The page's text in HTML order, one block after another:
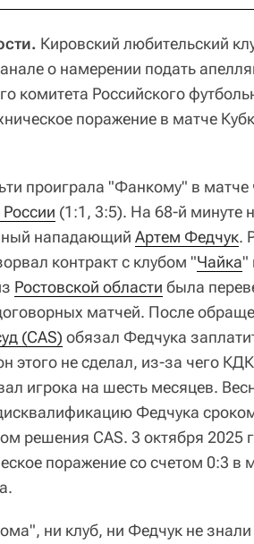
Кировский любительский
о намерении подать
комитета Российского
поражение в матче
проиграла "Фанкому" в матче
России (1:1, 3:5). На 68-й минуте
нападающий Артем Федчук.
контракт с клубом "Чайка"
Ростовской области была
матчей. После
(CAS) обязал Федчука
этого не сделал, из-за чего КДК
игрока на шесть месяцев.
Федчука
решения CAS. 3 октября
поражение со счетом 0:3 в
ни клуб, ни Федчук не знали